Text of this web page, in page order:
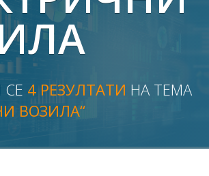
СЕ 4 РЕЗУЛТАТИ НА ТЕМА
ВОЗИЛА“